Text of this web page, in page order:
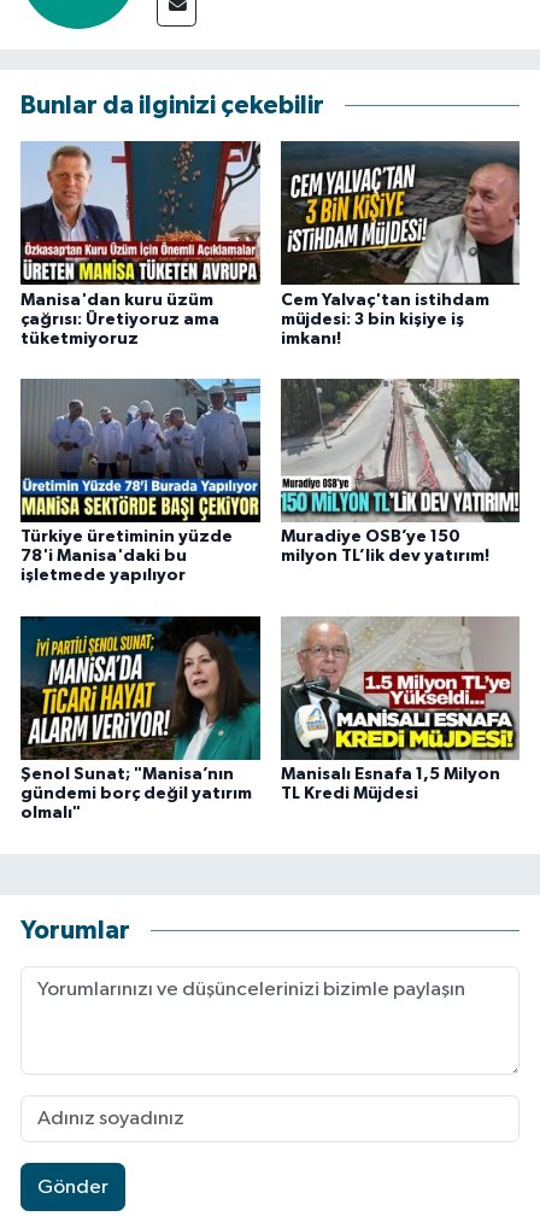
Bunlar da ilginizi çekebilir
Manisa'dan kuru üzüm
çağrısı: Üretiyoruz ama
tüketmiyoruz
Cem Yalvaç'tan istihdam
müjdesi: 3 bin kişiye iş
imkanı!
Türkiye üretiminin yüzde
78'i Manisa'daki bu
işletmede yapılıyor
Muradiye OSB’ye 150
milyon TL’lik dev yatırım!
Şenol Sunat; "Manisa’nın
gündemi borç değil yatırım
olmalı"
Manisalı Esnafa 1,5 Milyon
TL Kredi Müjdesi
Yorumlar
Gönder